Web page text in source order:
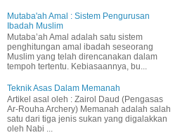
Mutaba'ah Amal : Sistem Pengurusan
Ibadah Muslim
Mutaba’ah Amal adalah satu sistem
penghitungan amal ibadah seseorang
Muslim yang telah direncanakan dalam
tempoh tertentu. Kebiasaannya, bu...
Teknik Asas Dalam Memanah
Artikel asal oleh : Zairol Daud (Pengasas
Ar-Rouha Archery) Memanah adalah salah
satu dari tiga jenis sukan yang digalakkan
oleh Nabi ...